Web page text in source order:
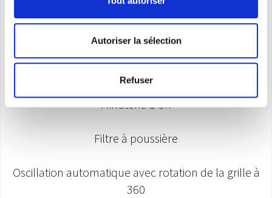
Autoriser la sélection
Refuser
Grand réservoir d'eau (jusqu'à 25 litres)
Purification avec filtre à air et panneau
Minuterie 1-9h
Filtre à poussière
Oscillation automatique avec rotation de la grille à
360